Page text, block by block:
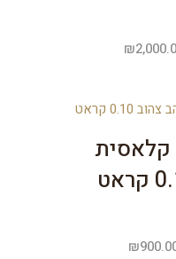
₪
הוא:
קלאסית
₪